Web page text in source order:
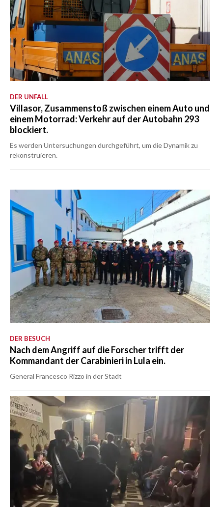
DER UNFALL
Villasor, Zusammenstoß zwischen einem Auto und
einem Motorrad: Verkehr auf der Autobahn 293
blockiert.
Es werden Untersuchungen durchgeführt, um die Dynamik zu
rekonstruieren.
DER BESUCH
Nach dem Angriff auf die Forscher trifft der
Kommandant der Carabinieri in Lula ein.
General Francesco Rizzo in der Stadt